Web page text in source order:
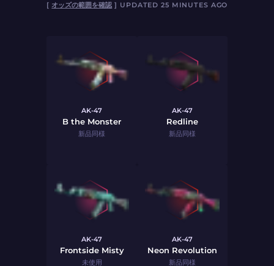
[ オッズの範囲を確認] UPDATED 25 MINUTES AGO
AK-47
B the Monster
新品同様
AK-47
Redline
新品同様
AK-47
Frontside Misty
未使用
AK-47
Neon Revolution
新品同様